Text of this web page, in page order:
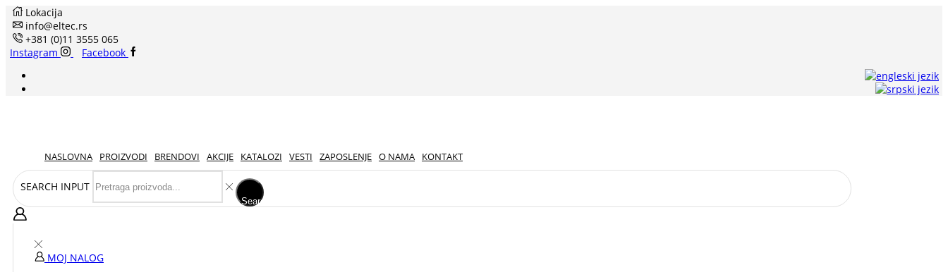
Lokacija
info@eltec.rs
+381 (0)11 3555 065
Instagram
Facebook
NASLOVNA PROIZVODI BRENDOVI AKCIJE KATALOZI VESTI ZAPOSLENJE O NAMA KONTAKT
SEARCH INPUT
Search
MOJ NALOG